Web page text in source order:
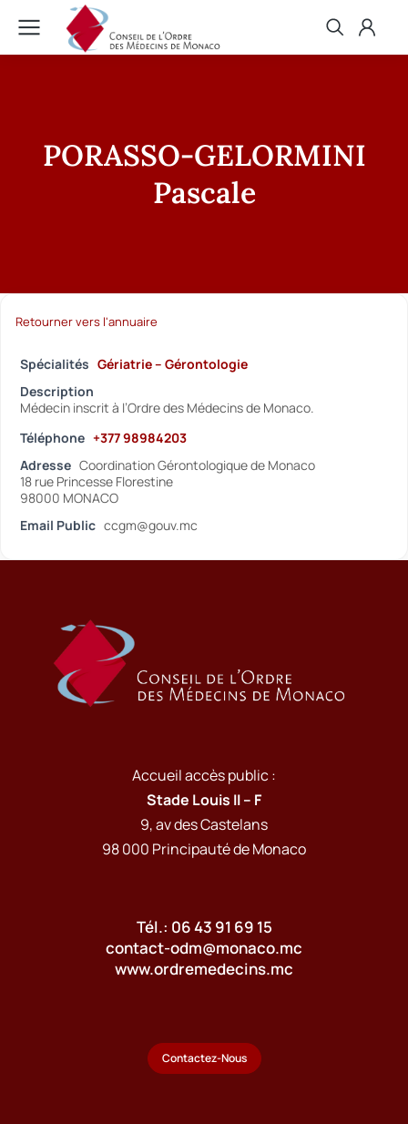
PORASSO-GELORMINI
Pascale
Retourner vers l'annuaire
Spécialités Gériatrie – Gérontologie
Description
Médecin inscrit à l’Ordre des Médecins de Monaco.
Téléphone +377 98984203
Adresse Coordination Gérontologique de Monaco
18 rue Princesse Florestine
98000 MONACO
Email Public ccgm@gouv.mc
Accueil accès public :
Stade Louis II – F
9, av des Castelans
98 000 Principauté de Monaco
Tél.: 06 43 91 69 15
contact-odm@monaco.mc
www.ordremedecins.mc
Contactez-Nous